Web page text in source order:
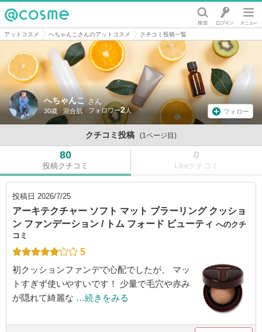
@cosme
アットコスメ へちゃんこさんのアットコスメ クチコミ投稿一覧
へちゃんこ さん
30歳 混合肌 2 フォロー
クチコミ投稿 (1ページ目)
80
投稿クチコミ
0
Likeクチコミ
投稿日 2026/7/25
アーキテクチャー ソフト マット ブラーリング クッショ
ン ファンデーション / トム フォード ビューティ へのクチ
コミ
5
初クッションファンデで心配でしたが、 マッ
トすぎず使いやすいです！ 少量で毛穴や赤み
が隠れて綺麗な …続きをみる